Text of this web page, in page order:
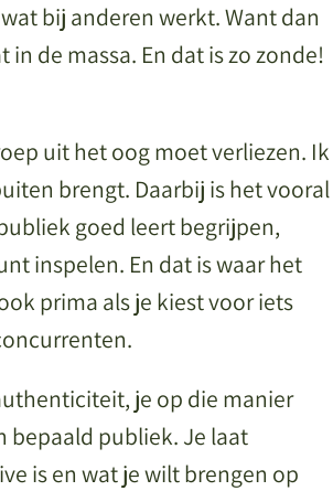
bij anderen werkt. Want dan
de massa. En dat is zo zonde!
uit het oog moet verliezen. Ik
brengt. Daarbij is het vooral
goed leert begrijpen,
inspelen. En dat is waar het
prima als je kiest voor iets
je op die manier
bepaald publiek. Je laat
is en wat je wilt brengen op